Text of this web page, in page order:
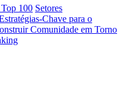
100 Setores
Chave para o
Comunidade em Torno